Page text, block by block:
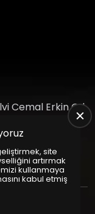
Cemal Erkin Cd.
© 2025
site
artırmak
kullanmaya
kabul etmiş